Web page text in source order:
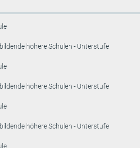
höhere Schulen - Unterstufe
höhere Schulen - Unterstufe
höhere Schulen - Unterstufe